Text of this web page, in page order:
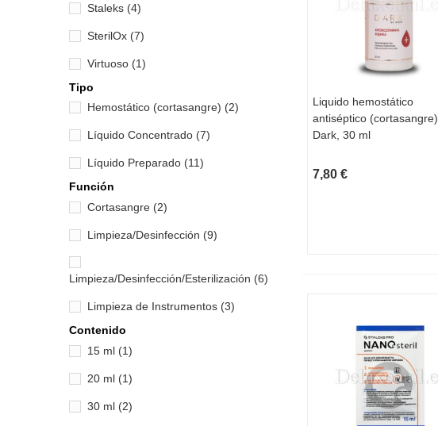
Staleks (4)
SterilOx (7)
Virtuoso (1)
Tipo
Hemostático (cortasangre) (2)
Líquido Concentrado (7)
Líquido Preparado (11)
Función
Cortasangre (2)
Limpieza/Desinfección (9)
Limpieza/Desinfección/Esterilización (6)
Limpieza de Instrumentos (3)
Contenido
15 ml (1)
20 ml (1)
30 ml (2)
VISTA RÁPIDA
Liquido hemostático
antiséptico (cortasangre)
Dark, 30 ml
7,80 €